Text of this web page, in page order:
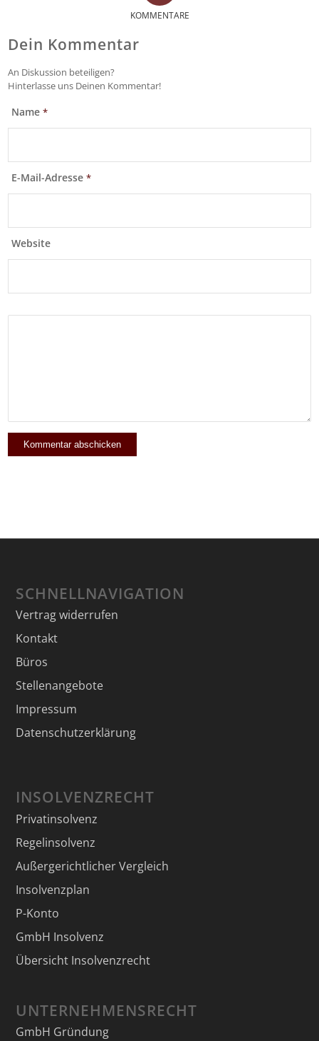
KOMMENTARE
Dein Kommentar
An Diskussion beteiligen?
Hinterlasse uns Deinen Kommentar!
Name*
E-Mail-Adresse*
Website
SCHNELLNAVIGATION
Vertrag widerrufen
Kontakt
Büros
Stellenangebote
Impressum
Datenschutzerklärung
INSOLVENZRECHT
Privatinsolvenz
Regelinsolvenz
Außergerichtlicher Vergleich
Insolvenzplan
P-Konto
GmbH Insolvenz
Übersicht Insolvenzrecht
UNTERNEHMENSRECHT
GmbH Gründung